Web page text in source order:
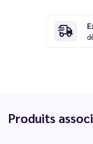
Produits